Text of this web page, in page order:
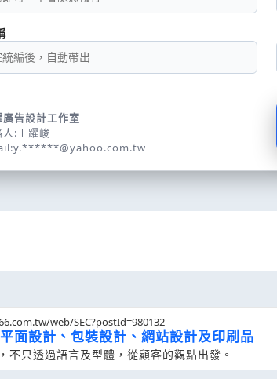
廣告設計工作室
人:王躍峻
web/SEC?postId=980132
面設計、包裝設計、網站設計及印刷品
不只透過語言及型體，從顧客的觀點出發。